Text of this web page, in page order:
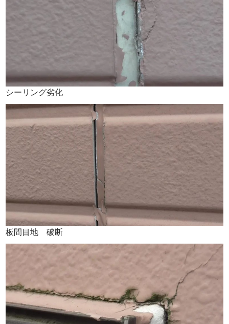
シーリング劣化
板間目地 破断